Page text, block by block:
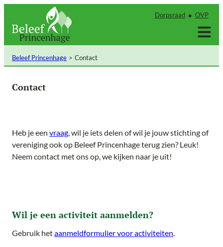
inhoud
Dorpsraad OVP
Beleef Princenhage Contact
Contact
Heb je een vraag, wil je iets delen of wil je jouw stichting of
vereniging ook op Beleef Princenhage terug zien? Leuk!
Neem contact met ons op, we kijken naar je uit!
Wil je een activiteit aanmelden?
Gebruik hetaanmeldformulier voor activiteiten.